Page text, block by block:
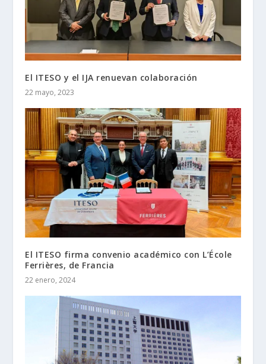
El ITESO y el IJA renuevan colaboración
22 mayo, 2023
El ITESO firma convenio académico con L’École
Ferrières, de Francia
22 enero, 2024